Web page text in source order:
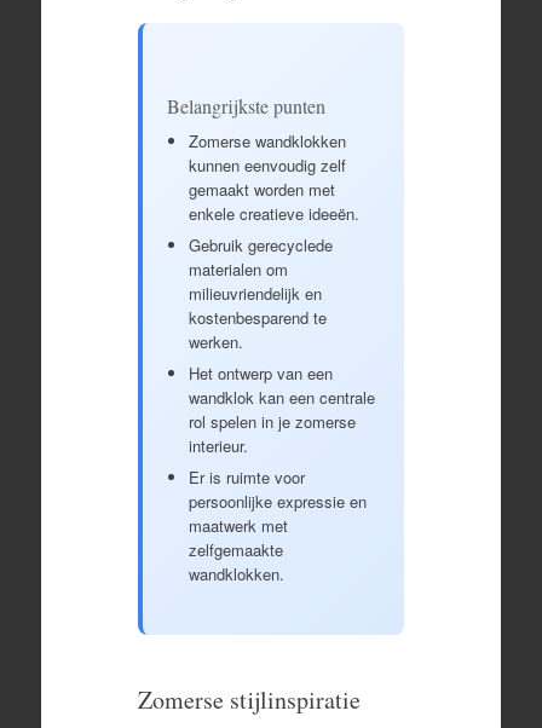
Belangrijkste punten
Zomerse wandklokken
kunnen eenvoudig zelf
gemaakt worden met
enkele creatieve ideeën.
Gebruik gerecyclede
materialen om
milieuvriendelijk en
kostenbesparend te
werken.
Het ontwerp van een
wandklok kan een centrale
rol spelen in je zomerse
interieur.
Er is ruimte voor
persoonlijke expressie en
maatwerk met
zelfgemaakte
wandklokken.
Zomerse stijlinspiratie